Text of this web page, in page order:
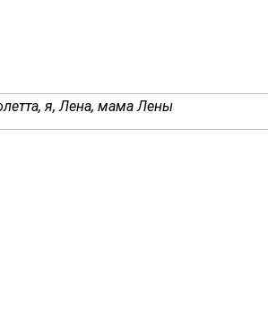
я, Лена, мама Лены